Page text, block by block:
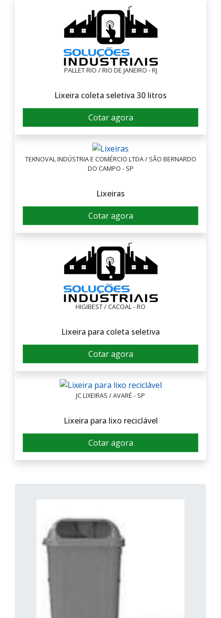
PALLET RIO / RIO DE JANEIRO - RJ
Lixeira coleta seletiva 30 litros
Cotar agora
TEKNOVAL INDÚSTRIA E COMÉRCIO LTDA / SÃO BERNARDO
DO CAMPO - SP
Lixeiras
Cotar agora
HIGIBEST / CACOAL - RO
Lixeira para coleta seletiva
Cotar agora
JC LIXEIRAS / AVARÉ - SP
Lixeira para lixo reciclável
Cotar agora